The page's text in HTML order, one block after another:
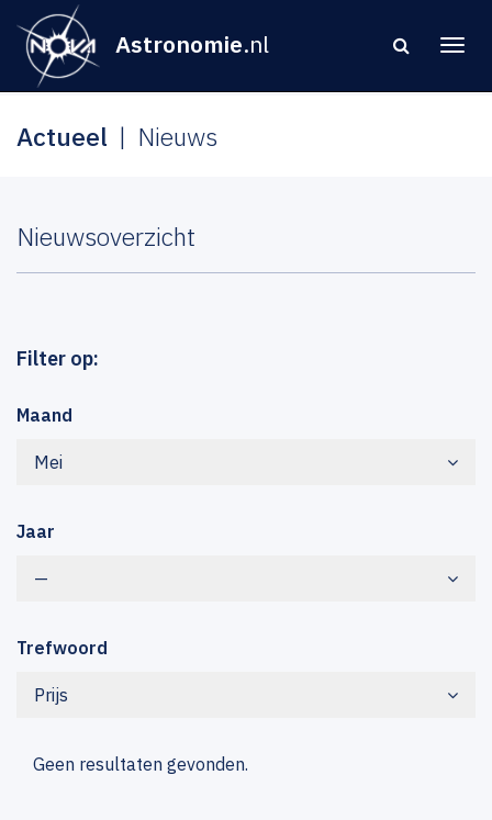
Astronomie.nl
Actueel Nieuws
Nieuwsoverzicht
Filter op:
Maand
Mei
Jaar
—
Trefwoord
Prijs
Geen resultaten gevonden.